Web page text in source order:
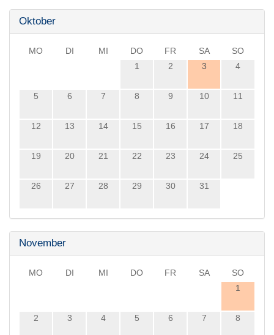
Oktober
MO DI MI DO FR SA
SO
1
2 3 4
5 6 7 8 9 10 11
12 13 14 15 16 17 18
19 20 21 22 23 24 25
26 27 28 29 30 31
November
MO DI MI DO FR SA
SO
1
2 3 4 5 6 7 8